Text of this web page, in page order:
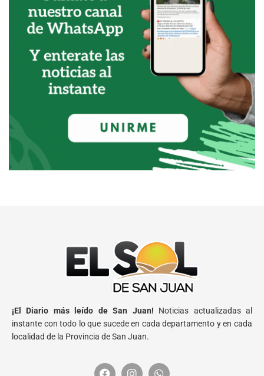
¡El Diario más leído de San Juan! Noticias actualizadas al
instante con todo lo que sucede en cada departamento y en cada
localidad de la Provincia de San Juan.